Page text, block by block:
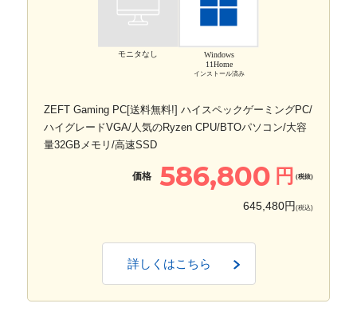
モニタなし
Windows
11Home
インストール済み
ZEFT Gaming PC[送料無料!] ハイスペックゲーミングPC/
ハイグレードVGA/人気のRyzen CPU/BTOパソコン/大容
量32GBメモリ/高速SSD
価格 586,800 円 (税抜)
645,480円 (税込)
詳しくはこちら